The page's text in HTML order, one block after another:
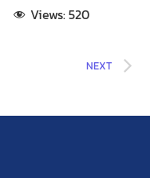
Views:520
NEXT